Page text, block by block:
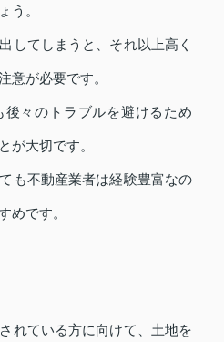
う。
してしまうと、それ以上高く
意が必要です。
後々のトラブルを避けるため
が大切です。
も不動産業者は経験豊富なの
めです。
れている方に向けて、土地を